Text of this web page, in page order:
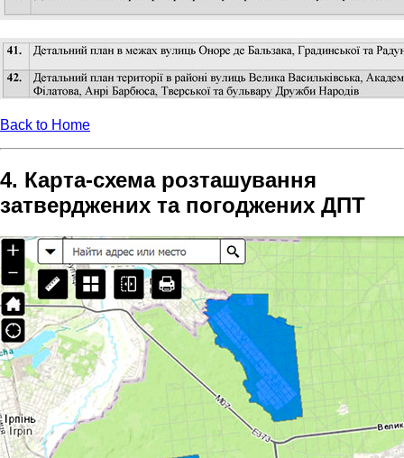
Back to Home
4. Карта-схема розташування
затверджених та погоджених ДПТ